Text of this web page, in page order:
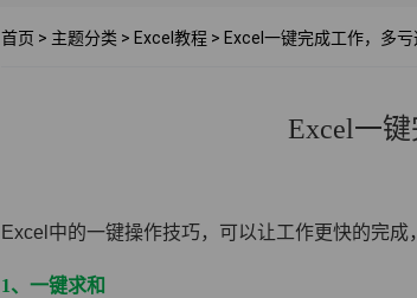
首页 > 主题分类 > Excel教程 > Excel一键完成工作，多
Excel一
Excel中的一键操作技巧，可以让工作更快的完
1、一键求和